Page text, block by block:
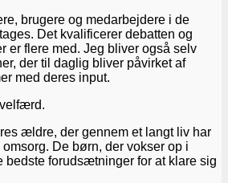
brugere og medarbejdere i de
Det kvalificerer debatten og
er flere med. Jeg bliver også selv
der til daglig bliver påvirket af
med deres input.
ældre, der gennem et langt liv har
De børn, der vokser op i
bedste forudsætninger for at klare sig